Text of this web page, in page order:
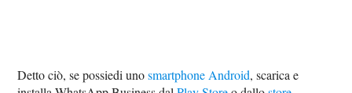
Detto ciò, se possiedi unosmartphone Android, scarica e